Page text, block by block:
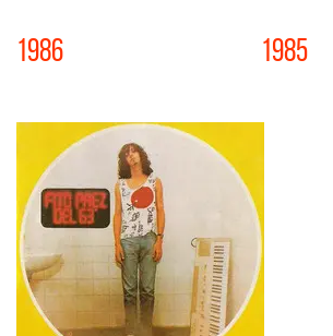
1986 1985